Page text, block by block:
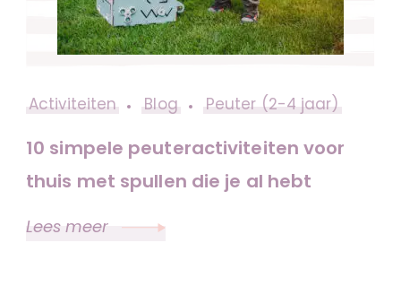
Activiteiten Blog Peuter (2-4 jaar)
10 simpele peuteractiviteiten voor
thuis met spullen die je al hebt
Lees meer